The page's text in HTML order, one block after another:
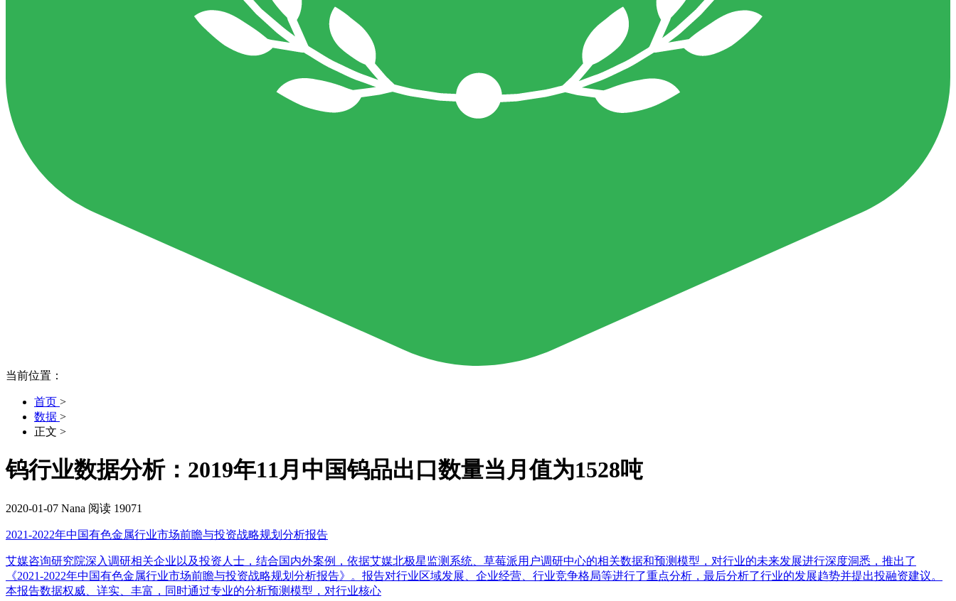
当前位置：
首页 >
数据 >
正文 >
钨行业数据分析：2019年11月中国钨品出口数量当月值为1528吨
2020-01-07 Nana 阅读 19071
2021-2022年中国有色金属行业市场前瞻与投资战略规划分析报告
艾媒咨询研究院深入调研相关企业以及投资人士，结合国内外案例，依据艾媒北极星监测系统、草莓派用户调研中心的相关数据和预测模型，对行业的未来发展进行深度洞悉，推出了
《2021-2022年中国有色金属行业市场前瞻与投资战略规划分析报告》。报告对行业区域发展、企业经营、行业竞争格局等进行了重点分析，最后分析了行业的发展趋势并提出投融资建议。
本报告数据权威、详实、丰富，同时通过专业的分析预测模型，对行业核心